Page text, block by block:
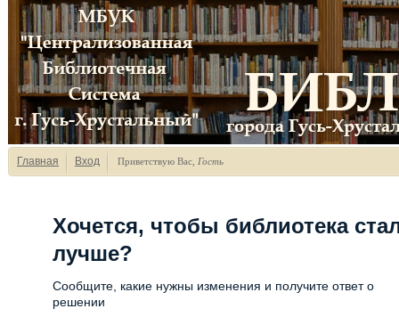
Главная Вход Приветствую Вас Гость
Хочется, чтобы библиотека
лучше?
Сообщите, какие нужны изменения и получите ответ о
решении